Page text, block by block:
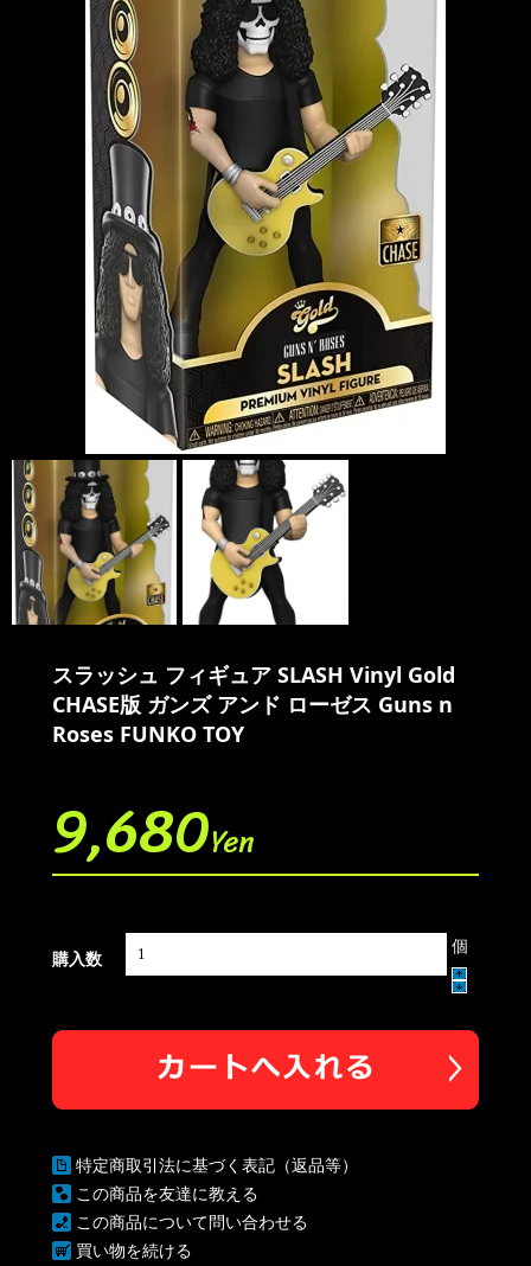
スラッシュ フィギュア SLASH Vinyl Gold
CHASE版 ガンズ アンド ローゼス Guns n
Roses FUNKO TOY
9,680Yen
購入数
個
特定商取引法に基づく表記（返品等）
この商品を友達に教える
この商品について問い合わせる
買い物を続ける